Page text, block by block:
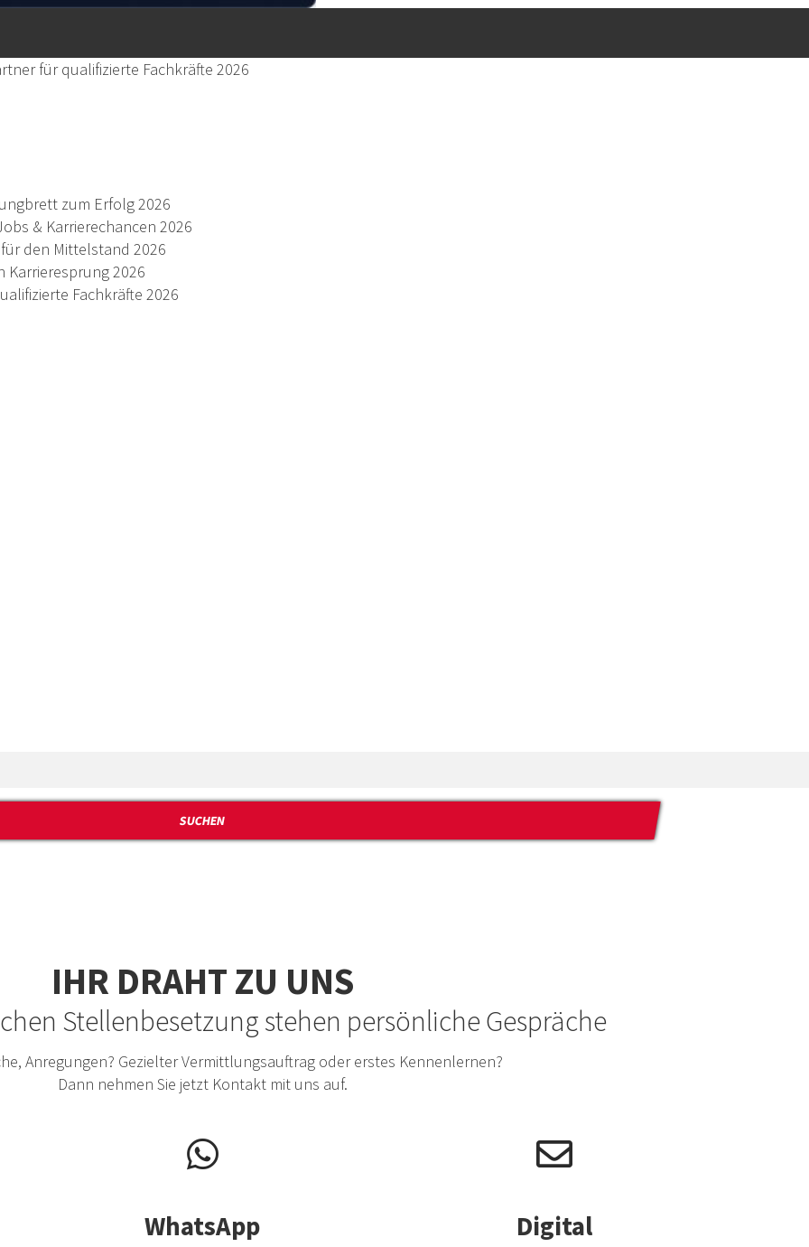
für qualifizierte Fachkräfte 2026
zum Erfolg 2026
& Karrierechancen 2026
den Mittelstand 2026
2026
Fachkräfte 2026
IHR DRAHT ZU UNS
Stellenbesetzung stehen persönliche Gespräche
Anregungen? Gezielter Vermittlungsauftrag oder erstes Kennenlernen?
Dann nehmen Sie jetzt Kontakt mit uns auf.
WhatsApp Digital